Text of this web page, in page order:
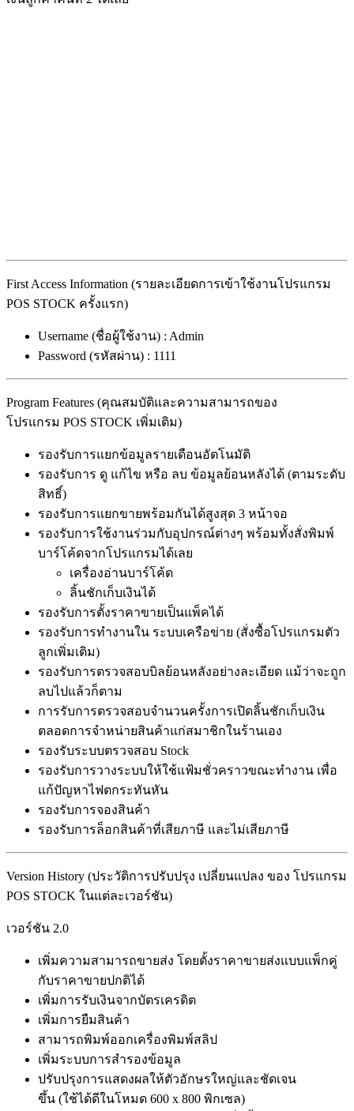
First Access Information (รายละเอียดการเข้าใช้งานโปรแกรม
POS STOCK ครั้งแรก)
Username (ชื่อผู้ใช้งาน) : Admin
Password (รหัสผ่าน) : 1111
Program Features (คุณสมบัติและความสามารถของ
โปรแกรม POS STOCK เพิ่มเติม)
รองรับการแยกข้อมูลรายเดือนอัตโนมัติ
รองรับการ ดู แก้ไข หรือ ลบ ข้อมูลย้อนหลังได้ (ตามระดับ
สิทธิ์)
รองรับการแยกขายพร้อมกันได้สูงสุด 3 หน้าจอ
รองรับการใช้งานร่วมกับอุปกรณ์ต่างๆ พร้อมทั้งสั่งพิมพ์
บาร์โค้ดจากโปรแกรมได้เลย
เครื่องอ่านบาร์โค้ด
ลิ้นชักเก็บเงินได้
รองรับการตั้งราคาขายเป็นแพ็คได้
รองรับการทำงานใน ระบบเครือข่าย (สั่งซื้อโปรแกรมตัว
ลูกเพิ่มเติม)
รองรับการตรวจสอบบิลย้อนหลังอย่างละเอียด แม้ว่าจะถูก
ลบไปแล้วก็ตาม
การรับการตรวจสอบจำนวนครั้งการเปิดลิ้นชักเก็บเงิน
ตลอดการจำหน่ายสินค้าแก่สมาชิกในร้านเอง
รองรับระบบตรวจสอบ Stock
รองรับการวางระบบให้ใช้แฟ้มชั่วคราวขณะทำงาน เพื่อ
แก้ปัญหาไฟตกระทันหัน
รองรับการจองสินค้า
รองรับการล็อกสินค้าที่เสียภาษี และไม่เสียภาษี
Version History (ประวัติการปรับปรุง เปลี่ยนแปลง ของ โปรแกรม
POS STOCK ในแต่ละเวอร์ชัน)
เวอร์ชัน 2.0
เพิ่มความสามารถขายส่ง โดยตั้งราคาขายส่งแบบแพ็กคู่
กับราคาขายปกติได้
เพิ่มการรับเงินจากบัตรเครดิต
เพิ่มการยืมสินค้า
สามารถพิมพ์ออกเครื่องพิมพ์สลิป
เพิ่มระบบการสำรองข้อมูล
ปรับปรุงการแสดงผลให้ตัวอักษรใหญ่และชัดเจน
ขึ้น (ใช้ได้ดีในโหมด 600 x 800 พิกเซล)